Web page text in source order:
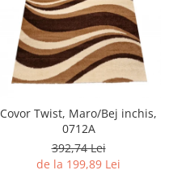
Covor Twist, Maro/Bej inchis,
0712A
392,74 Lei
de la 199,89 Lei